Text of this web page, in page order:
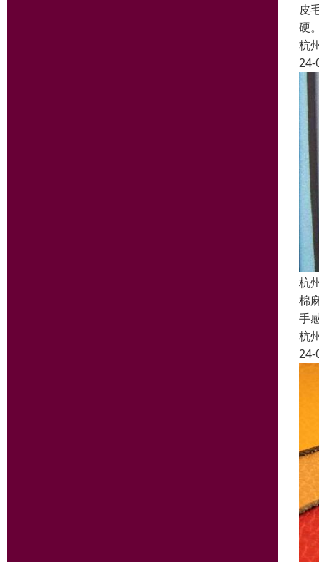
皮
硬
杭
24-
杭
棉
手
杭
24-